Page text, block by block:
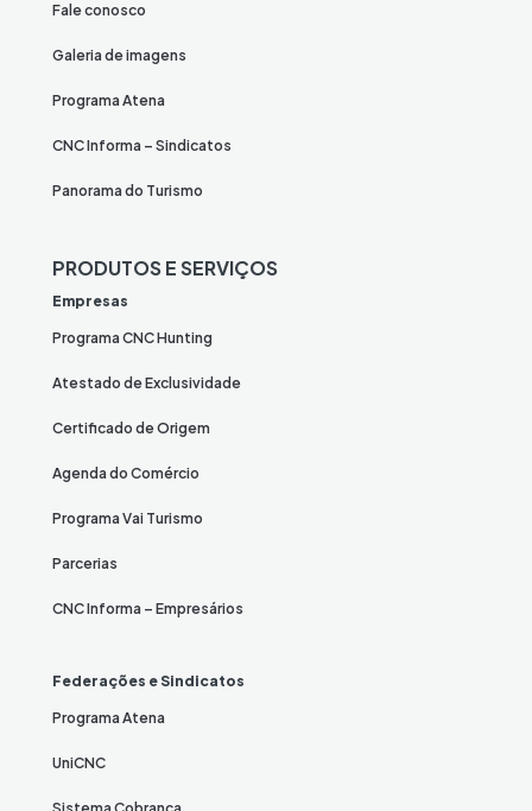
Fale conosco
Galeria de imagens
Programa Atena
CNC Informa – Sindicatos
Panorama do Turismo
PRODUTOS E SERVIÇOS
Empresas
Programa CNC Hunting
Atestado de Exclusividade
Certificado de Origem
Agenda do Comércio
Programa Vai Turismo
Parcerias
CNC Informa – Empresários
Federações e Sindicatos
Programa Atena
UniCNC